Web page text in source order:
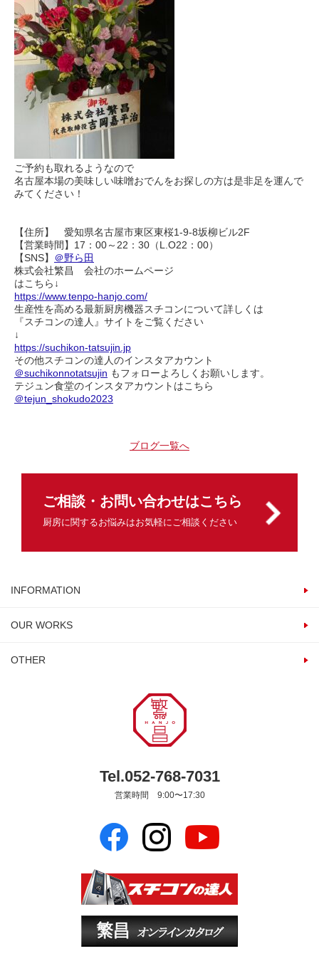
ご予約も取れるようなので
名古屋本場の美味しい味噌おでんをお探しの方は是非足を運んで
みてください！
【住所】 愛知県名古屋市東区東桜1-9-8坂柳ビル2F
【営業時間】17：00～22：30（L.O22：00）
【SNS】 ＠野ら田
株式会社繁昌 会社のホームページ
はこちら↓
https://www.tenpo-hanjo.com/
生産性を高める最新厨房機器スチコンについて詳しくは
『スチコンの達人』サイトをご覧ください
↓
https://suchikon-tatsujin.jp
その他スチコンの達人のインスタアカウント
＠suchikonnotatsujin もフォローよろしくお願いします。
テジュン食堂のインスタアカウントはこちら
＠tejun_shokudo2023
ブログ一覧へ
ご相談・お問い合わせはこちら
厨房に関するお悩みはお気軽にご相談ください
INFORMATION
OUR WORKS
OTHER
Tel.052-768-7031
営業時間 9:00〜17:30